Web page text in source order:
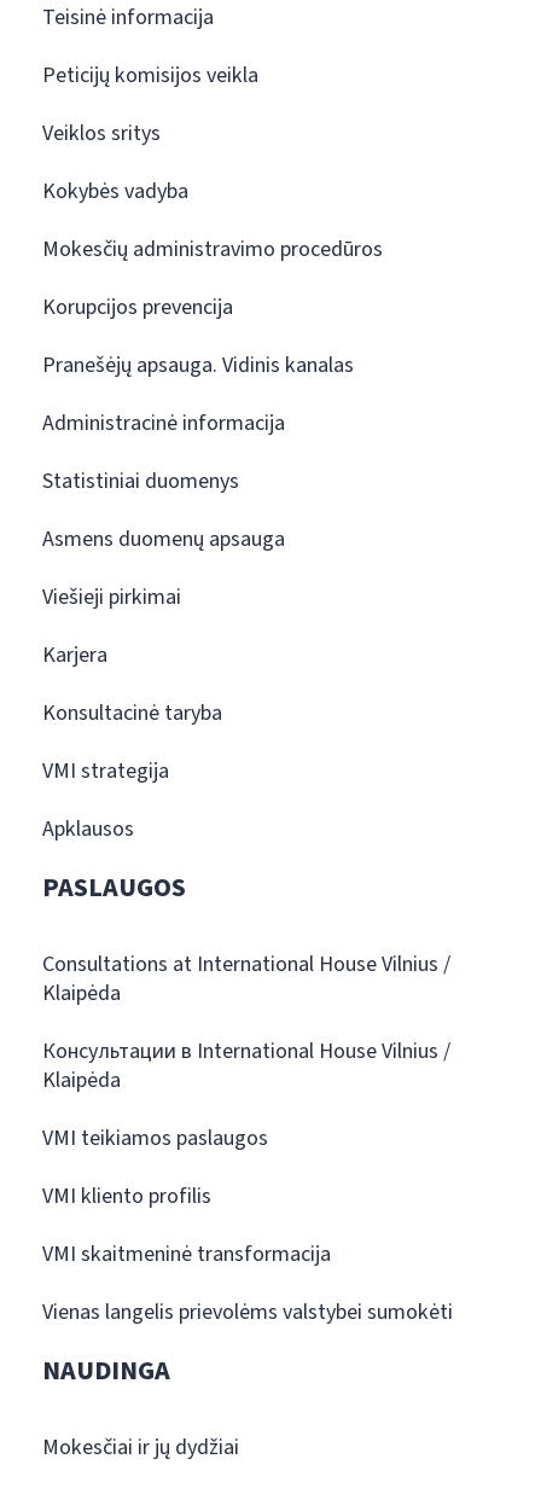
Teisinė informacija
Peticijų komisijos veikla
Veiklos sritys
Kokybės vadyba
Mokesčių administravimo procedūros
Korupcijos prevencija
Pranešėjų apsauga. Vidinis kanalas
Administracinė informacija
Statistiniai duomenys
Asmens duomenų apsauga
Viešieji pirkimai
Karjera
Konsultacinė taryba
VMI strategija
Apklausos
PASLAUGOS
Consultations at International House Vilnius /
Klaipėda
Консультации в International House Vilnius /
Klaipėda
VMI teikiamos paslaugos
VMI kliento profilis
VMI skaitmeninė transformacija
Vienas langelis prievolėms valstybei sumokėti
NAUDINGA
Mokesčiai ir jų dydžiai